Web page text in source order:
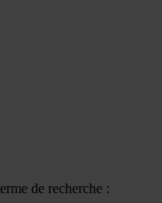
de recherche :